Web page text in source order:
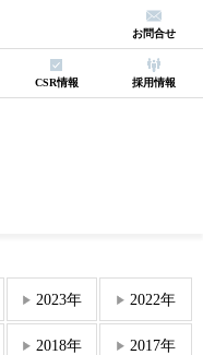
CSR情報 採用情報
お問合せ
2023年 2022年
2018年 2017年